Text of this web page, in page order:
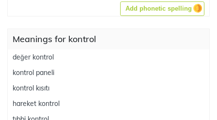
Add phonetic spelling
Meanings for kontrol
değer kontrol
kontrol paneli
kontrol kısıtı
hareket kontrol